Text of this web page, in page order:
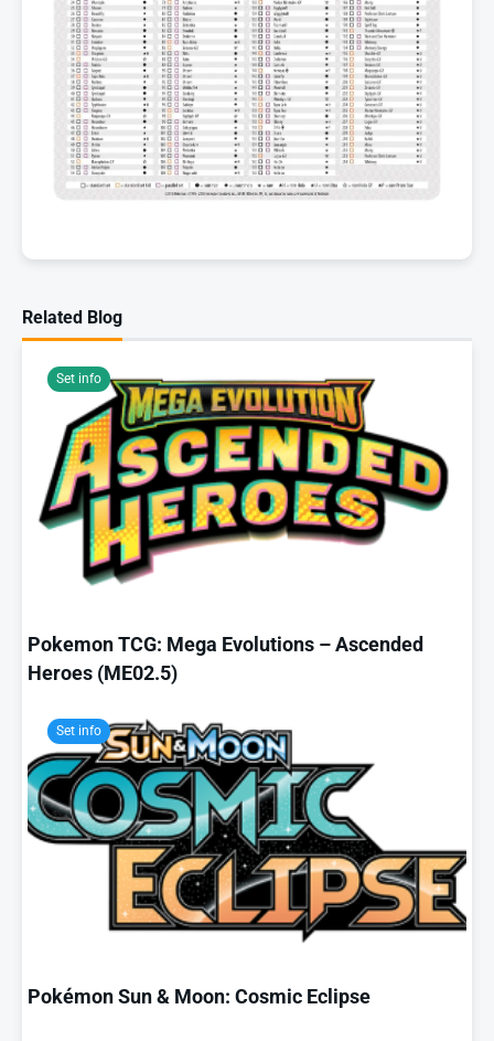
Related Blog
Set info
Pokemon TCG: Mega Evolutions – Ascended
Heroes (ME02.5)
Set info
Pokémon Sun & Moon: Cosmic Eclipse